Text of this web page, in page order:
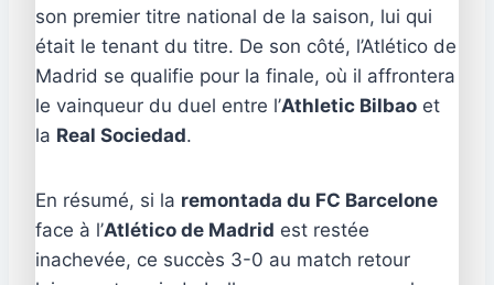
son premier titre national de la saison, lui qui
était le tenant du titre. De son côté, l’Atlético de
Madrid se qualifie pour la finale, où il affrontera
le vainqueur du duel entre l’Athletic Bilbao et
la Real Sociedad.
En résumé, si la remontada du FC Barcelone
face à l’Atlético de Madrid est restée
inachevée, ce succès 3-0 au match retour